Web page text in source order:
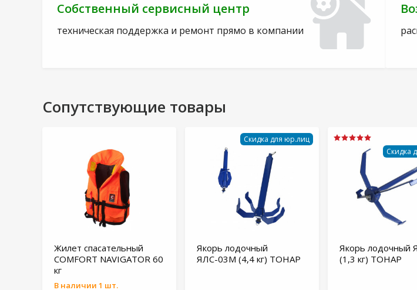
Собственный сервисный центр
техническая поддержка и ремонт прямо в компании
Сопутствующие товары
Жилет спасательный
COMFORT NAVIGATOR 60
кг
В наличии 1 шт.
Скидка для юр.лиц
Якорь лодочный
ЯЛС-03М (4,4 кг) ТОНАР
Скидка
Якорь лодочный
(1,3 кг) ТОНАР